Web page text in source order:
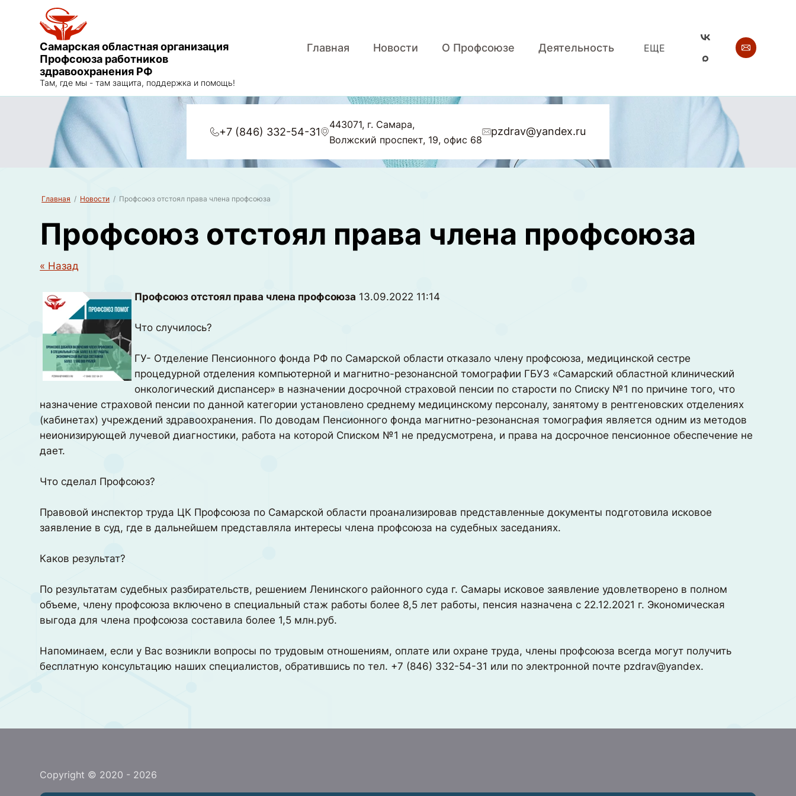
Самарская областная организация
Профсоюза работников
здравоохранения РФ
Там, где мы - там защита, поддержка и помощь!
Главная Новости О Профсоюзе Деятельность ЕЩЕ
+7 (846) 332-54-31
443071, г. Самара,
Волжский проспект, 19, офис 68
pzdrav@yandex.ru
Главная / Новости / Профсоюз отстоял права члена профсоюза
Профсоюз отстоял права члена профсоюза
« Назад
Профсоюз отстоял права члена профсоюза 13.09.2022 11:14
Что случилось?
ГУ- Отделение Пенсионного фонда РФ по Самарской области отказало члену профсоюза, медицинской сестре
процедурной отделения компьютерной и магнитно-резонансной томографии ГБУЗ «Самарский областной клинический
онкологический диспансер» в назначении досрочной страховой пенсии по старости по Списку №1 по причине того, что
назначение страховой пенсии по данной категории установлено среднему медицинскому персоналу, занятому в рентгеновских отделениях
(кабинетах) учреждений здравоохранения. По доводам Пенсионного фонда магнитно-резонансная томография является одним из методов
неионизирующей лучевой диагностики, работа на которой Списком №1 не предусмотрена, и права на досрочное пенсионное обеспечение не
дает.
Что сделал Профсоюз?
Правовой инспектор труда ЦК Профсоюза по Самарской области проанализировав представленные документы подготовила исковое
заявление в суд, где в дальнейшем представляла интересы члена профсоюза на судебных заседаниях.
Каков результат?
По результатам судебных разбирательств, решением Ленинского районного суда г. Самары исковое заявление удовлетворено в полном
объеме, члену профсоюза включено в специальный стаж работы более 8,5 лет работы, пенсия назначена с 22.12.2021 г. Экономическая
выгода для члена профсоюза составила более 1,5 млн.руб.
Напоминаем, если у Вас возникли вопросы по трудовым отношениям, оплате или охране труда, члены профсоюза всегда могут получить
бесплатную консультацию наших специалистов, обратившись по тел. +7 (846) 332-54-31 или по электронной почте pzdrav@yandex.
Copyright © 2020 - 2026